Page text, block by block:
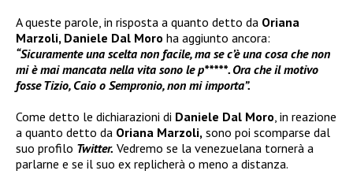
A queste parole, in risposta a quanto detto da Oriana
Marzoli, Daniele Dal Moro ha aggiunto ancora:
“Sicuramente una scelta non facile, ma se c’è una cosa che non
mi è mai mancata nella vita sono le p*****. Ora che il motivo
fosse Tizio, Caio o Sempronio, non mi importa”.
Come detto le dichiarazioni di Daniele Dal Moro, in reazione
a quanto detto da Oriana Marzoli, sono poi scomparse dal
suo profilo Twitter. Vedremo se la venezuelana tornerà a
parlarne e se il suo ex replicherà o meno a distanza.